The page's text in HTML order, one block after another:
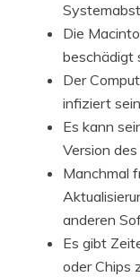
Die
beschädigt
Der
infiziert
Es kann
Version
Manchmal
anderen
Es gibt
oder Chips